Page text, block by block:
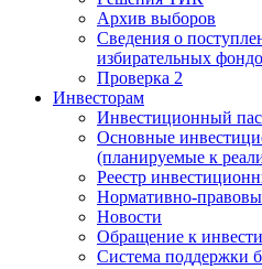
Архив выборов
Сведения о
избирательных
Проверка 2
Инвесторам
Инвестиционный
Основные
(планируемые к
Реестр
Нормативно-
Новости
Обращение к
Система поддержки